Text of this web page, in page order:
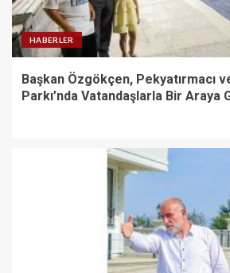
HABERLER
Başkan Özgökçen, Pekyatırmacı
Parkı’nda Vatandaşlarla Bir Araya